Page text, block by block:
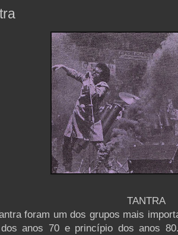
TANTRA
foram um dos grupos mais
anos 70 e princípio dos anos